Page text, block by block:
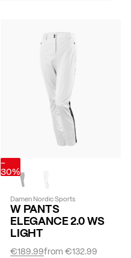
-
30%
Damen Nordic Sports
W PANTS
ELEGANCE 2.0 WS
LIGHT
from€132.99
€189.99